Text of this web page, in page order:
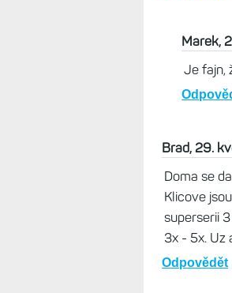
Marek,
Je fajn,
Brad, 29.
Doma se
Klicove
superserii
3x - 5x. Uz
Odpovědět